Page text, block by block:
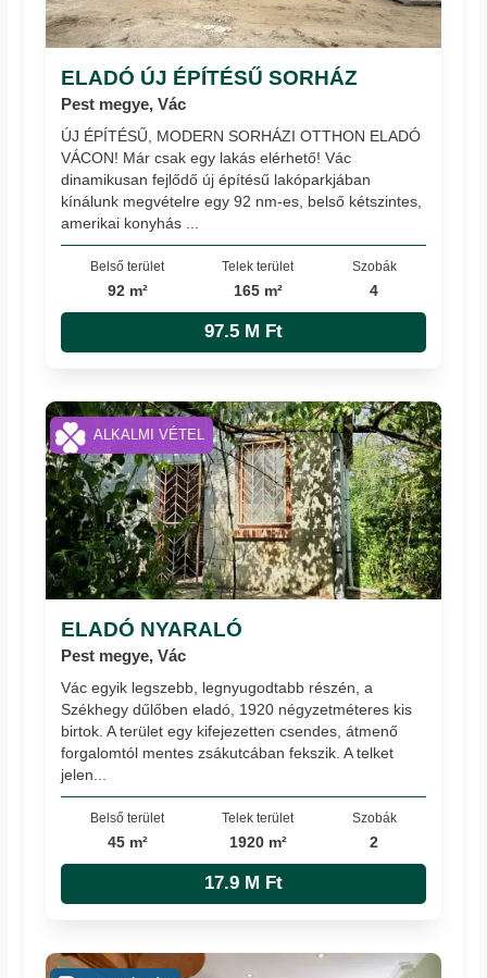
ELADÓ ÚJ ÉPÍTÉSŰ SORHÁZ
Pest megye, Vác
ÚJ ÉPÍTÉSŰ, MODERN SORHÁZI OTTHON ELADÓ
VÁCON! Már csak egy lakás elérhető! Vác
dinamikusan fejlődő új építésű lakóparkjában
kínálunk megvételre egy 92 nm-es, belső kétszintes,
amerikai konyhás ...
Belső terület
92 m²
Telek terület
165 m²
Szobák
4
97.5 M Ft
ELADÓ NYARALÓ
Pest megye, Vác
Vác egyik legszebb, legnyugodtabb részén, a
Székhegy dűlőben eladó, 1920 négyzetméteres kis
birtok. A terület egy kifejezetten csendes, átmenő
forgalomtól mentes zsákutcában fekszik. A telket
jelen...
Belső terület
45 m²
Telek terület
1920 m²
Szobák
2
17.9 M Ft
ALKALMI VÉTEL